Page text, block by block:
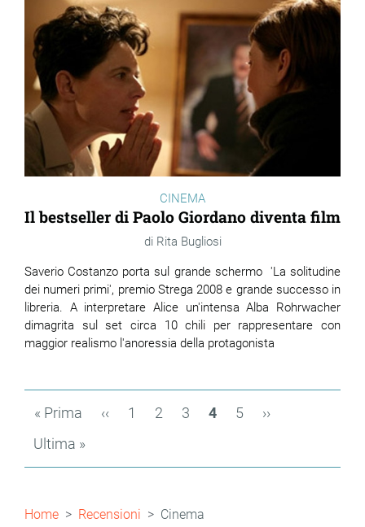
CINEMA
Il bestseller di Paolo Giordano diventa film
Rita Bugliosi
Saverio Costanzo porta sul grande schermo 'La solitudine
dei numeri primi', premio Strega 2008 e grande successo in
libreria. A interpretare Alice un'intensa Alba Rohrwacher
dimagrita sul set circa 10 chili per rappresentare con
maggior realismo l'anoressia della protagonista
Paginazione
Prima
« Prima
Pagina
‹‹ Page
1 Page
2 Page
3
Pagina
4 Page
5
Pagina
››
Ultima
Ultima »
Briciole
Home Recensioni Cinema